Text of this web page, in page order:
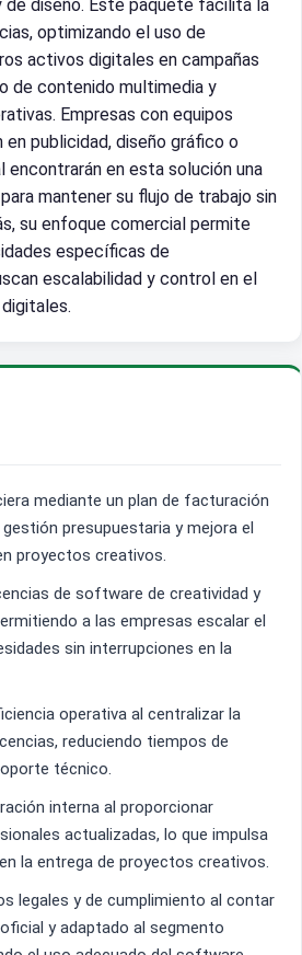
diseño. Este paquete facilita la
optimizando el uso de
activos digitales en campañas
de contenido multimedia y
Empresas con equipos
publicidad, diseño gráfico o
encontrarán en esta solución una
mantener su flujo de trabajo sin
su enfoque comercial permite
específicas de
escalabilidad y control en el
mediante un plan de facturación
presupuestaria y mejora el
proyectos creativos.
de software de creatividad y
a las empresas escalar el
sin interrupciones en la
operativa al centralizar la
reduciendo tiempos de
técnico.
interna al proporcionar
actualizadas, lo que impulsa
la entrega de proyectos creativos.
legales y de cumplimiento al contar
y adaptado al segmento